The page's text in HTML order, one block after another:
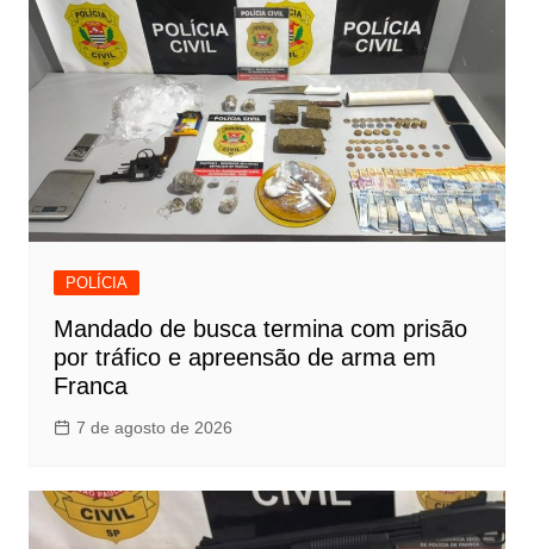
POLÍCIA
Mandado de busca termina com prisão
por tráfico e apreensão de arma em
Franca
7 de agosto de 2026